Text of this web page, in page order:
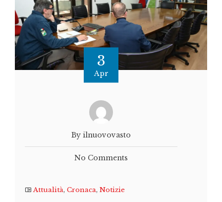
3
Apr
By ilnuovovasto
No Comments
Attualità, Cronaca, Notizie